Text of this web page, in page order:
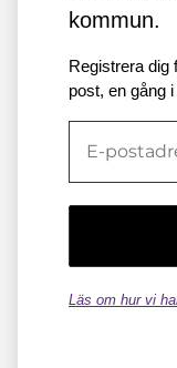
kommun.
Registrera dig
post, en gång
Läs om hur vi